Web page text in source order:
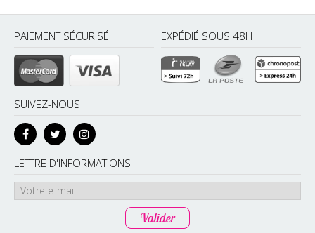
PAIEMENT SÉCURISÉ EXPÉDIÉ SOUS 48H
SUIVEZ-NOUS
LETTRE D'INFORMATIONS